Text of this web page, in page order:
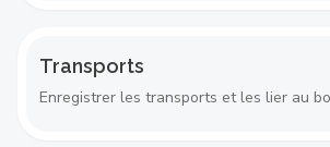
Transports
Enregistrer les transports et les lier au